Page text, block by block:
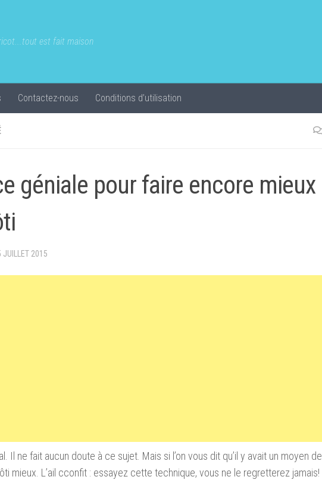
est fait maison
Contactez-nous Conditions d’utilisation
géniale pour faire encore mieux
JUILLET 2015
Il ne fait aucun doute à ce sujet Mais si l’on vous dit qu’il y avait un moyen de
mieux . L’ail cconfit : essayez cette technique, vous ne le regretterez jamais!